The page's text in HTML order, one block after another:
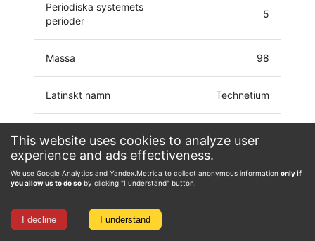
This website uses cookies to analyze user
experience and ads effectiveness.
We use Google Analytics and Yandex.Metrica to collect anonymous information only if
you allow us to do so by clicking "I understand" button.
I decline I understand
Periodiska systemets
perioder
5
Massa 98
Latinskt namn Technetium
Oxidationstillstånd
-3, -1, 0, 1, 2, 3, 4,